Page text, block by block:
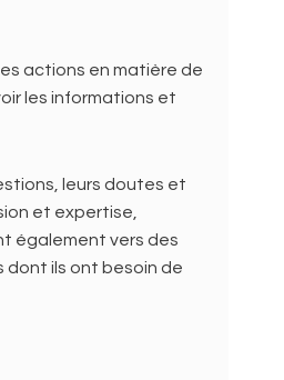
actions en matière de
les informations et
leurs doutes et
et expertise,
également vers des
dont ils ont besoin de